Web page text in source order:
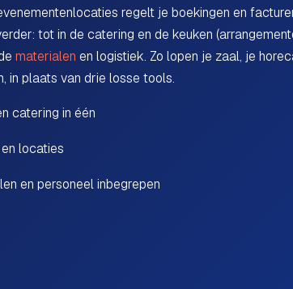
regelt je boekingen en
tot in de catering en de keuken
materialen en logistiek. Zo lopen je zaal, je
in plaats van drie losse tools.
catering in één
locaties
en personeel inbegrepen